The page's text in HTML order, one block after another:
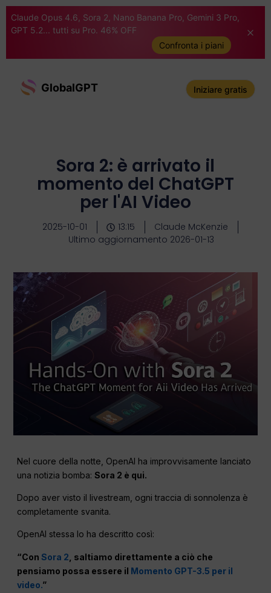
Claude Opus 4.6, Sora 2, Nano Banana Pro, Gemini 3 Pro,
GPT 5.2... tutti su Pro. 46% OFF
Confronta i piani
GlobalGPT Iniziare gratis
Sora 2: è arrivato il
momento del ChatGPT
per l'AI Video
2025-10-01 13:15
Claude McKenzie
Ultimo aggiornamento 2026-01-13
Nel cuore della notte, OpenAI ha improvvisamente lanciato
una notizia bomba:Sora 2 è qui.
Dopo aver visto il livestream, ogni traccia di sonnolenza è
completamente svanita.
OpenAI stessa lo ha descritto così:
“ConSora 2 , saltiamo direttamente a ciò che
pensiamo possa essere il Momento GPT-3.5 per il
video.”